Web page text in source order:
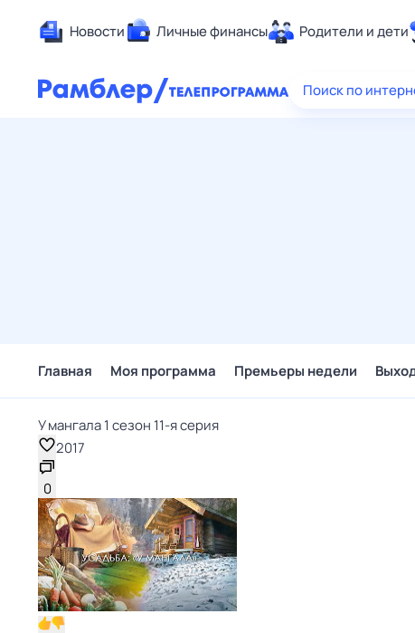
Новости Личные финансы Родители и дети
Здоровье
Поиск по
Главная Моя программа Премьеры недели
У мангала 1 сезон 11-я серия
2017
0